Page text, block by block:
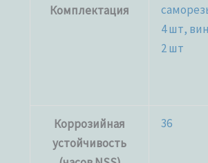
Комплектация
4 шт,
2 шт
Коррозийная
устойчивость
36